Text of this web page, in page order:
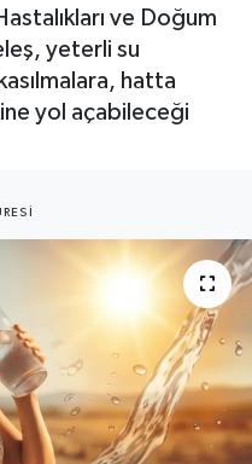
ve Doğum
yeterli su
hatta
yol açabileceği